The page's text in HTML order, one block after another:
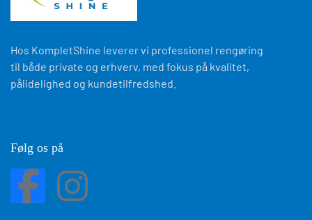
Hos KompletShine leverer vi professionel rengøring
til både private og erhverv, med fokus på kvalitet,
pålidelighed og kundetilfredshed.
Følg os på